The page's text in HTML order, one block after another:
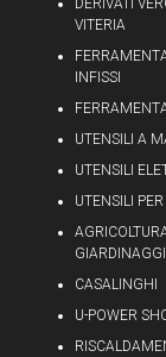
DERIVATI
VITERIA
INFISSI
UTENSILI A
UTENSILI
UTENSILI
CASALINGHI
U-POWER